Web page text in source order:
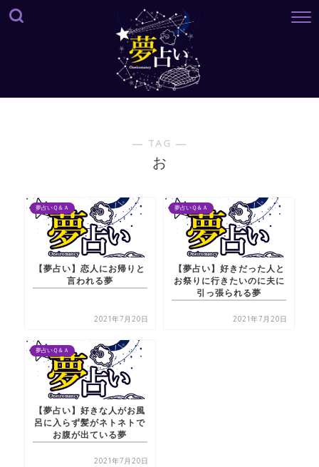
― TAG ―
お
夢占いＱ＆Ａ
【夢占い】恋人にお帰りと
言われる夢
2021年7月20日
夢占いＱ＆Ａ
【夢占い】好きだった人と
お祭りに行きたいのに夫に
引っ張られる夢
2021年7月20日
夢占いＱ＆Ａ
【夢占い】好きな人がお風
呂に入らず髪がネトネトで
お腹が出ている夢
2021年7月20日